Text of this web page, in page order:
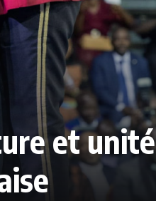
et unité